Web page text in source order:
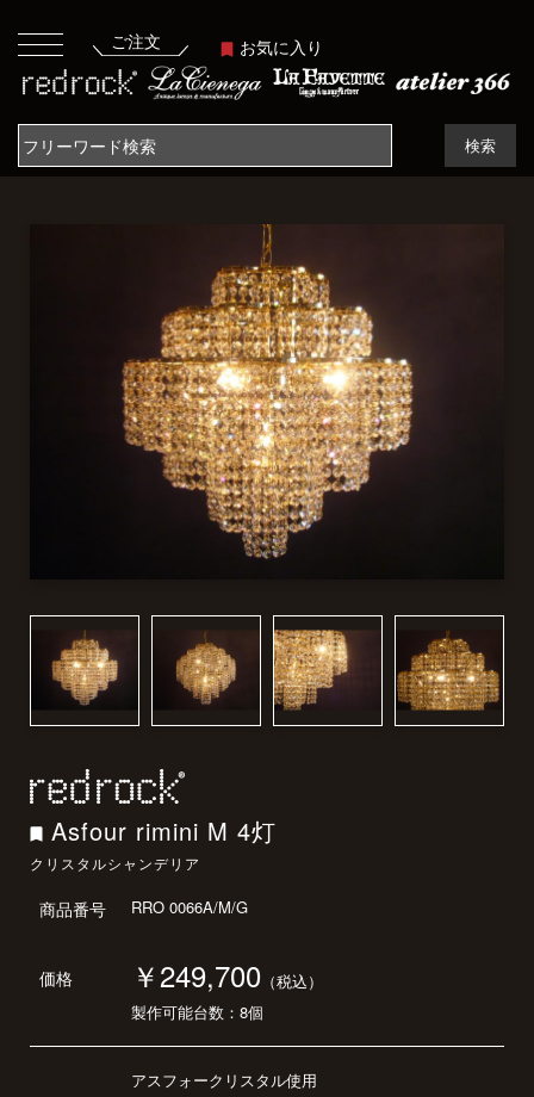
ご注文 お気に入り
検索
Asfour rimini M 4灯
クリスタルシャンデリア
商品番号 RRO 0066A/M/G
価格 ￥249,700 （税込）
製作可能台数：8個
アスフォークリスタル使用